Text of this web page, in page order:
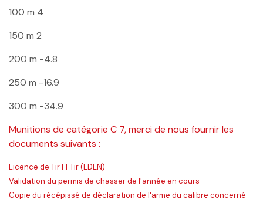
100 m 4
150 m 2
200 m -4.8
250 m -16.9
300 m -34.9
Munitions de catégorie C 7, merci de nous fournir les
documents suivants :
Licence de Tir FFTir (EDEN)
Validation du permis de chasser de l'année en cours
Copie du récépissé de déclaration de l'arme du calibre concerné